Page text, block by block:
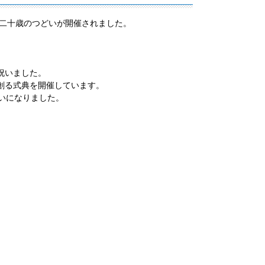
歳のつどいが開催されました。
ました。
式典を開催しています。
なりました。